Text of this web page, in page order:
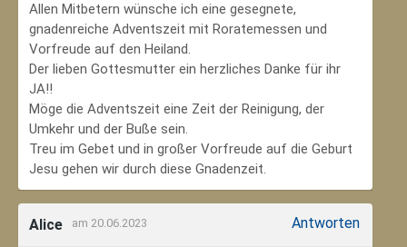
Allen Mitbetern wünsche ich eine gesegnete,
gnadenreiche Adventszeit mit Roratemessen und
Vorfreude auf den Heiland.
Der lieben Gottesmutter ein herzliches Danke für ihr
JA!!
Möge die Adventszeit eine Zeit der Reinigung, der
Umkehr und der Buße sein.
Treu im Gebet und in großer Vorfreude auf die Geburt
Jesu gehen wir durch diese Gnadenzeit.
Alice am 20.06.2023 Antworten